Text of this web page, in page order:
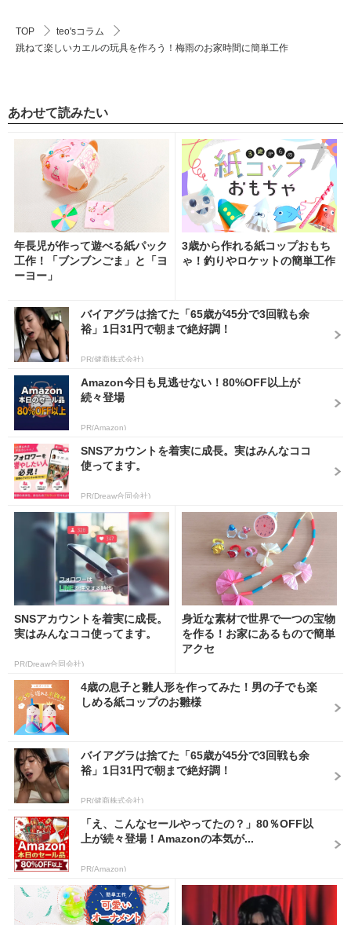
TOP
teo'sコラム
跳ねて楽しいカエルの玩具を作ろう！梅雨のお家時間に簡単工作
あわせて読みたい
年長児が作って遊べる紙パック
工作！「ブンブンごま」と「ヨ
ーヨー」
3歳から作れる紙コップおもち
ゃ！釣りやロケットの簡単工作
バイアグラは捨てた「65歳が45分で3回戦も余
裕」1日31円で朝まで絶好調！
PR(健商株式会社)
Amazon今日も見逃せない！80%OFF以上が
続々登場
PR(Amazon)
SNSアカウントを着実に成長。実はみんなココ
使ってます。
PR(Dreaw合同会社)
SNSアカウントを着実に成長。
実はみんなココ使ってます。
PR(Dreaw合同会社)
身近な素材で世界で一つの宝物
を作る！お家にあるもので簡単
アクセ
4歳の息子と雛人形を作ってみた！男の子でも楽
しめる紙コップのお雛様
バイアグラは捨てた「65歳が45分で3回戦も余
裕」1日31円で朝まで絶好調！
PR(健商株式会社)
「え、こんなセールやってたの？」80％OFF以
上が続々登場！Amazonの本気が...
PR(Amazon)